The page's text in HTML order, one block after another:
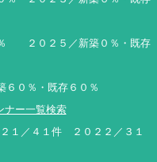
０２５／新築０％・既存
６０％・既存６０％
ナー一覧検索
１／４１件 ２０２２／３１